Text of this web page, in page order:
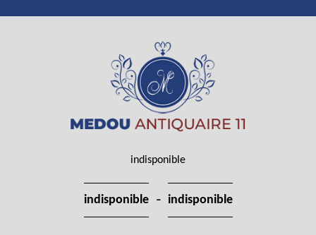
indisponible
indisponible - indisponible